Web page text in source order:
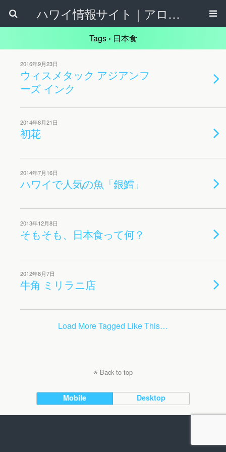
ハワイ情報サイト｜アロハタウンネット
Tags › 日本食
2016年9月23日
ウィスメタック アジアンフ
ーズ インク
2014年8月21日
初花
2014年7月16日
ハワイで人気の魚「銀鱈」
2013年12月8日
そもそも、日本食って何？
2012年8月7日
牛角 ミリラニ店
Load More Tagged Like This…
Back to top
Mobile Desktop